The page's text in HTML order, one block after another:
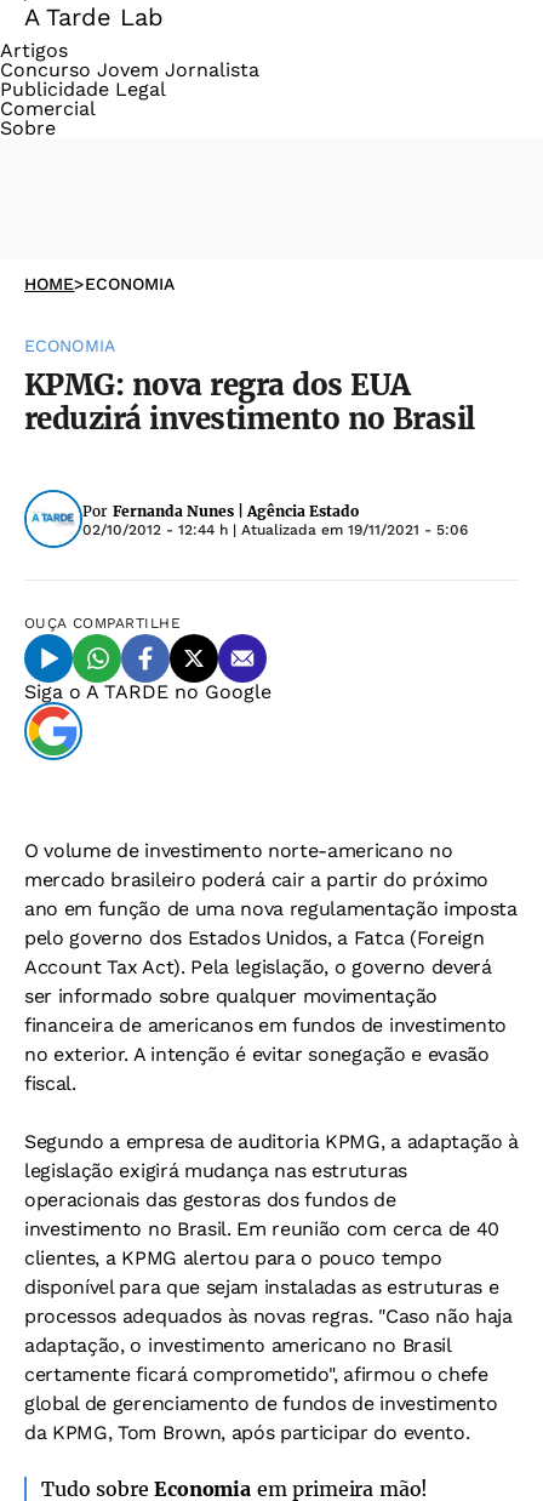
A Tarde Lab
Artigos
Concurso Jovem Jornalista
Publicidade Legal
Comercial
Sobre
HOME>ECONOMIA
ECONOMIA
KPMG: nova regra dos EUA
reduzirá investimento no Brasil
Por Fernanda Nunes | Agência Estado
02/10/2012 - 12:44 h | Atualizada em 19/11/2021 - 5:06
OUÇA COMPARTILHE
Siga o A TARDE no Google
O volume de investimento norte-americano no
mercado brasileiro poderá cair a partir do próximo
ano em função de uma nova regulamentação imposta
pelo governo dos Estados Unidos, a Fatca (Foreign
Account Tax Act). Pela legislação, o governo deverá
ser informado sobre qualquer movimentação
financeira de americanos em fundos de investimento
no exterior. A intenção é evitar sonegação e evasão
fiscal.
Segundo a empresa de auditoria KPMG, a adaptação à
legislação exigirá mudança nas estruturas
operacionais das gestoras dos fundos de
investimento no Brasil. Em reunião com cerca de 40
clientes, a KPMG alertou para o pouco tempo
disponível para que sejam instaladas as estruturas e
processos adequados às novas regras. "Caso não haja
adaptação, o investimento americano no Brasil
certamente ficará comprometido", afirmou o chefe
global de gerenciamento de fundos de investimento
da KPMG, Tom Brown, após participar do evento.
Tudo sobreEconomiaem primeira mão!